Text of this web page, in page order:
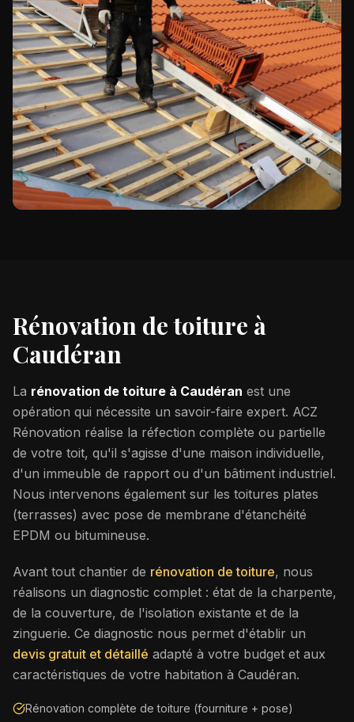
Rénovation de toiture à
Caudéran
La rénovation de toiture à Caudéran est une
opération qui nécessite un savoir-faire expert. ACZ
Rénovation réalise la réfection complète ou partielle
de votre toit, qu'il s'agisse d'une maison individuelle,
d'un immeuble de rapport ou d'un bâtiment industriel.
Nous intervenons également sur les toitures plates
(terrasses) avec pose de membrane d'étanchéité
EPDM ou bitumineuse.
Avant tout chantier de rénovation de toiture, nous
réalisons un diagnostic complet : état de la charpente,
de la couverture, de l'isolation existante et de la
zinguerie. Ce diagnostic nous permet d'établir un
devis gratuit et détaillé adapté à votre budget et aux
caractéristiques de votre habitation à Caudéran.
Rénovation complète de toiture (fourniture + pose)